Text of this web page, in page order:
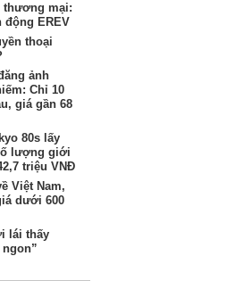
thương mại:
động EREV
thoại
ảnh
Chỉ 10
giá gần 68
80s lấy
lượng giới
triệu VNĐ
Việt Nam,
dưới 600
lái thấy